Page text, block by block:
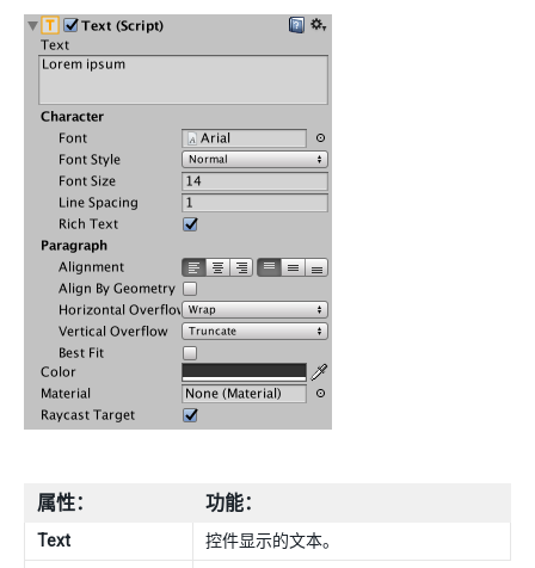
属性： 功能：
Text
控件显示的文本。